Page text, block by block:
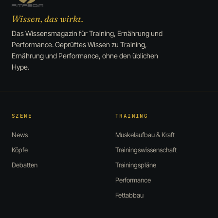
Wissen, das wirkt.
Das Wissensmagazin für Training, Ernährung und
Performance. Geprüftes Wissen zu Training,
Ernährung und Performance, ohne den üblichen
Hype.
SZENE
News
Köpfe
Debatten
TRAINING
Muskelaufbau & Kraft
Trainingswissenschaft
Trainingspläne
Performance
Fettabbau